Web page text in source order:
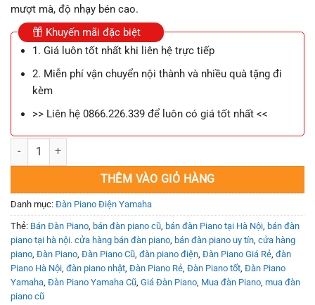
mượt mà, độ nhạy bén cao.
Khuyến mãi đặc biệt
1. Giá luôn tốt nhất khi liên hệ trực tiếp
2. Miễn phí vận chuyển nội thành và nhiều quà tặng đi
kèm
>> Liên hệ 0866.226.339 để luôn có giá tốt nhất <<
Đàn Piano Điện Yamaha CLP930 số lượng
THÊM VÀO GIỎ HÀNG
Danh mục: Đàn Piano Điện Yamaha
Thẻ: Bán Đàn Piano bán đàn piano cũ bán đàn Piano tại Hà Nội bán đàn
piano tại hà nội. cửa hàng bán đàn piano bán đàn piano uy tín cửa hàng
piano Đàn Piano Đàn Piano Cũ đàn piano điện Đàn Piano Giá Rẻ đàn
Piano Hà Nội đàn piano nhật Đàn Piano Rẻ Đàn Piano tốt Đàn Piano
Yamaha Đàn Piano Yamaha Cũ Giá Đàn Piano Mua đàn Piano mua đàn
piano cũ